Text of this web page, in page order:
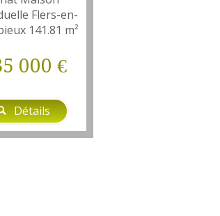
Flers-en-
141.81 m²
000 €
Détails